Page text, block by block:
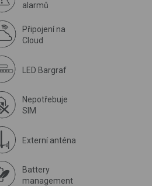
alarmů
Připojení na
Cloud
LED Bargraf
Nepotřebuje
SIM
Externí anténa
Battery
management